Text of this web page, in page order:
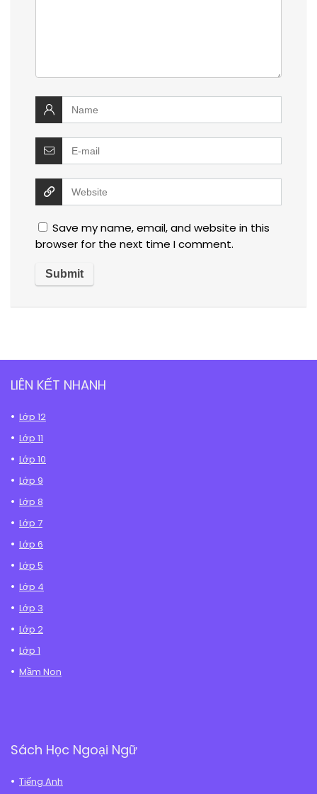
Save my name, email, and website in this
browser for the next time I comment.
LIÊN KẾT NHANH
Lớp 12
Lớp 11
Lớp 10
Lớp 9
Lớp 8
Lớp 7
Lớp 6
Lớp 5
Lớp 4
Lớp 3
Lớp 2
Lớp 1
Mầm Non
Sách Học Ngoại Ngữ
Tiếng Anh